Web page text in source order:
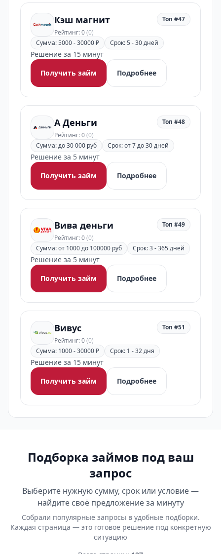
Кэш магнит
Рейтинг: 0(0)
Топ #47
Сумма: 5000 - 30000 ₽ Срок: 5 - 30 дней
Решение за 15 минут
Получить займ
Подробнее
А Деньги
Рейтинг: 0(0)
Топ #48
Сумма: до 30 000 руб Срок: от 7 до 30 дней
Решение за 5 минут
Получить займ
Подробнее
Вива деньги
Рейтинг: 0(0)
Топ #49
Сумма: от 1000 до 100000 руб Срок: 3 - 365 дней
Решение за 5 минут
Получить займ
Подробнее
Вивус
Рейтинг: 0(0)
Топ #51
Сумма: 1000 - 30000 ₽ Срок: 1 - 32 дня
Решение за 15 минут
Получить займ
Подробнее
Подборка займов под ваш
запрос
Выберите нужную сумму, срок или условие —
найдите своё предложение за минуту
Собрали популярные запросы в удобные подборки.
Каждая страница — это готовое решение под конкретную
ситуацию